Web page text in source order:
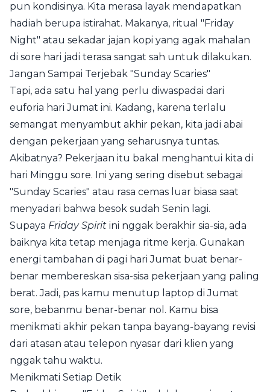
pun kondisinya. Kita merasa layak mendapatkan
hadiah berupa istirahat. Makanya, ritual "Friday
Night" atau sekadar jajan kopi yang agak mahalan
di sore hari jadi terasa sangat sah untuk dilakukan.
Jangan Sampai Terjebak "Sunday Scaries"
Tapi, ada satu hal yang perlu diwaspadai dari
euforia hari Jumat ini. Kadang, karena terlalu
semangat menyambut akhir pekan, kita jadi abai
dengan pekerjaan yang seharusnya tuntas.
Akibatnya? Pekerjaan itu bakal menghantui kita di
hari Minggu sore. Ini yang sering disebut sebagai
"Sunday Scaries" atau rasa cemas luar biasa saat
menyadari bahwa besok sudah Senin lagi.
Supaya Friday Spirit ini nggak berakhir sia-sia, ada
baiknya kita tetap menjaga ritme kerja. Gunakan
energi tambahan di pagi hari Jumat buat benar-
benar membereskan sisa-sisa pekerjaan yang paling
berat. Jadi, pas kamu menutup laptop di Jumat
sore, bebanmu benar-benar nol. Kamu bisa
menikmati akhir pekan tanpa bayang-bayang revisi
dari atasan atau telepon nyasar dari klien yang
nggak tahu waktu.
Menikmati Setiap Detik